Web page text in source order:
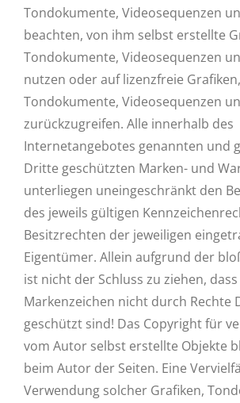
Tondokumente, Videosequenzen
beachten, von ihm selbst erstellte
Tondokumente, Videosequenzen
nutzen oder auf lizenzfreie Grafiken,
Tondokumente, Videosequenzen
zurückzugreifen. Alle innerhalb des
Internetangebotes genannten und
Dritte geschützten Marken- und
unterliegen uneingeschränkt den
des jeweils gültigen
Besitzrechten der jeweiligen
Eigentümer. Allein aufgrund der
ist nicht der Schluss zu ziehen, dass
Markenzeichen nicht durch Rechte
geschützt sind! Das Copyright für
vom Autor selbst erstellte Objekte
beim Autor der Seiten. Eine
Verwendung solcher Grafiken,